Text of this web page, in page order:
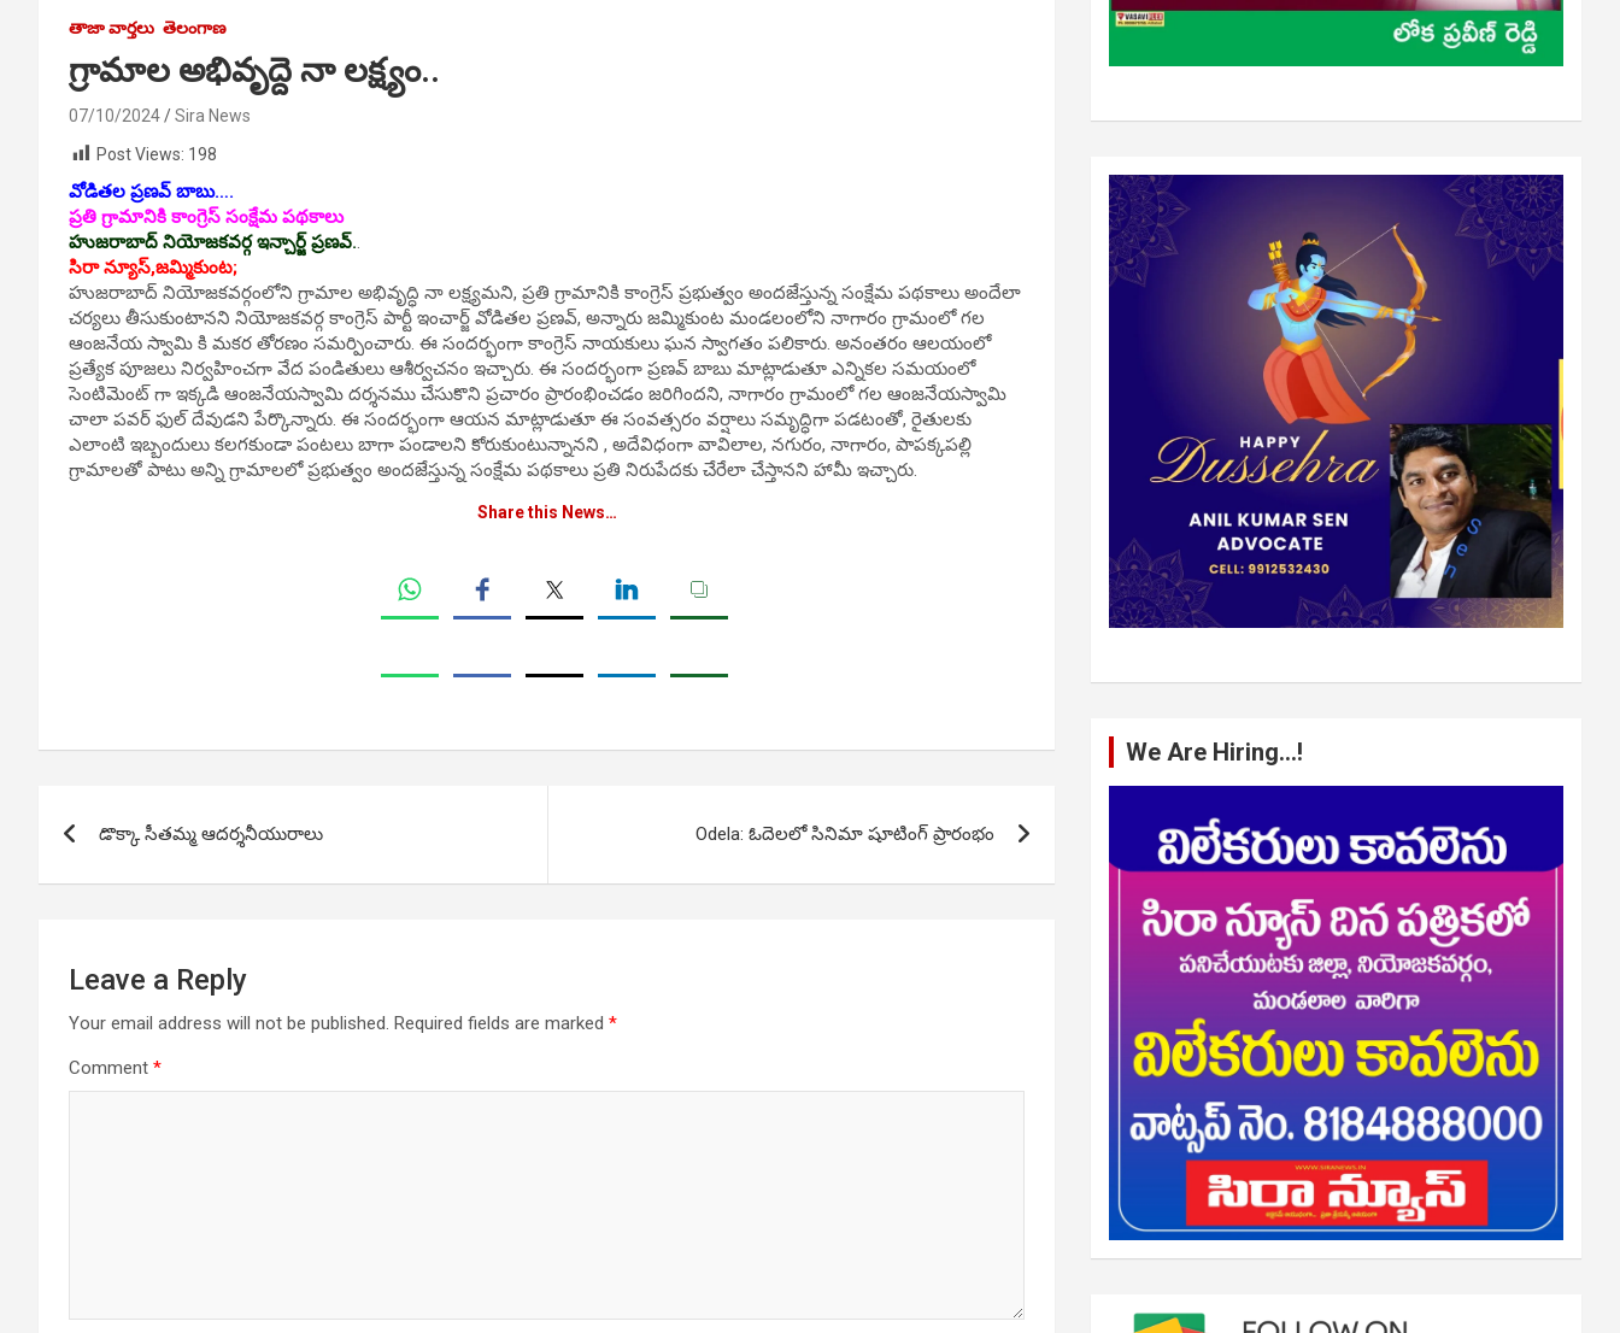
తాజా వార్తలు తెలంగాణ
గ్రామాల అభివృద్దె నా లక్ష్యం..
07/10/2024
Sira News
Post Views: 198
వోడితల ప్రణవ్ బాబు….
ప్రతి గ్రామానికి కాంగ్రెస్ సంక్షేమ పథకాలు
హుజరాబాద్ నియోజకవర్గ ఇన్చార్జ్ ప్రణవ్..
సిరా న్యూస్,జమ్మికుంట;
హుజరాబాద్ నియోజకవర్గంలోని గ్రామాల అభివృద్ధి నా లక్ష్యమని, ప్రతి గ్రామానికి కాంగ్రెస్ ప్రభుత్వం అందజేస్తున్న సంక్షేమ పథకాలు అందేలా
చర్యలు తీసుకుంటానని నియోజకవర్గ కాంగ్రెస్ పార్టీ ఇంచార్జ్ వోడితల ప్రణవ్, అన్నారు జమ్మికుంట మండలంలోని నాగారం గ్రామంలో గల
ఆంజనేయ స్వామి కి మకర తోరణం సమర్పించారు. ఈ సందర్భంగా కాంగ్రెస్ నాయకులు ఘన స్వాగతం పలికారు. అనంతరం ఆలయంలో
ప్రత్యేక పూజలు నిర్వహించగా వేద పండితులు ఆశీర్వచనం ఇచ్చారు. ఈ సందర్భంగా ప్రణవ్ బాబు మాట్లాడుతూ ఎన్నికల సమయంలో
సెంటిమెంట్ గా ఇక్కడి ఆంజనేయస్వామి దర్శనము చేసుకొని ప్రచారం ప్రారంభించడం జరిగిందని, నాగారం గ్రామంలో గల ఆంజనేయస్వామి
చాలా పవర్ ఫుల్ దేవుడని పేర్కొన్నారు. ఈ సందర్భంగా ఆయన మాట్లాడుతూ ఈ సంవత్సరం వర్షాలు సమృద్ధిగా పడటంతో, రైతులకు
ఎలాంటి ఇబ్బందులు కలగకుండా పంటలు బాగా పండాలని కోరుకుంటున్నానని , అదేవిధంగా వావిలాల, నగురం, నాగారం, పాపక్కపల్లి
గ్రామాలతో పాటు అన్ని గ్రామాలలో ప్రభుత్వం అందజేస్తున్న సంక్షేమ పథకాలు ప్రతి నిరుపేదకు చేరేలా చేస్తానని హామీ ఇచ్చారు.
Share this News…
navigation
డొక్కా సీతమ్మ ఆదర్శనీయురాలు Odela: ఓదెలలో సినిమా షూటింగ్ ప్రారంభం
Leave a Reply
Your email address will not be published. Required fields are marked *
Comment *
We Are Hiring…!